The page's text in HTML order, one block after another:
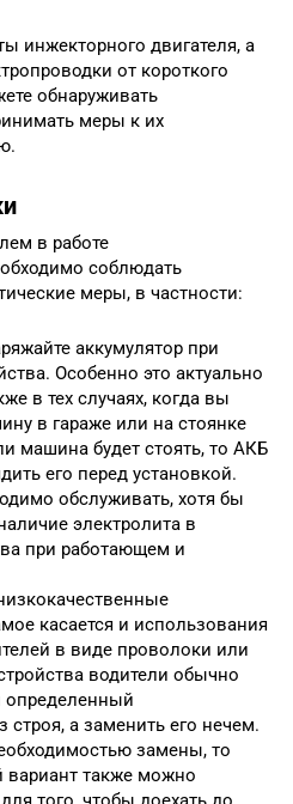
инжекторного двигателя, а
от короткого
обнаруживать
меры к их
в работе
соблюдать
меры, в частности:
аккумулятор при
Особенно это актуально
в тех случаях, когда вы
в гараже или на стоянке
машина будет стоять, то АКБ
его перед установкой.
обслуживать, хотя бы
электролита в
при работающем и
касается и использования
в виде проволоки или
водители обычно
определенный
а заменить его нечем.
замены, то
вариант также можно